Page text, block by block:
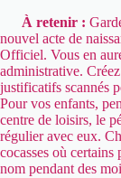
À retenir :
nouvel acte de
Officiel. Vous en
administrative.
justificatifs scannés
Pour vos enfants,
centre de loisirs, le
régulier avec eux.
cocasses où certains
nom pendant des